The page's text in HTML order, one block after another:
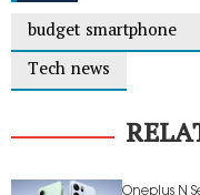
budget smartphone
Tech news